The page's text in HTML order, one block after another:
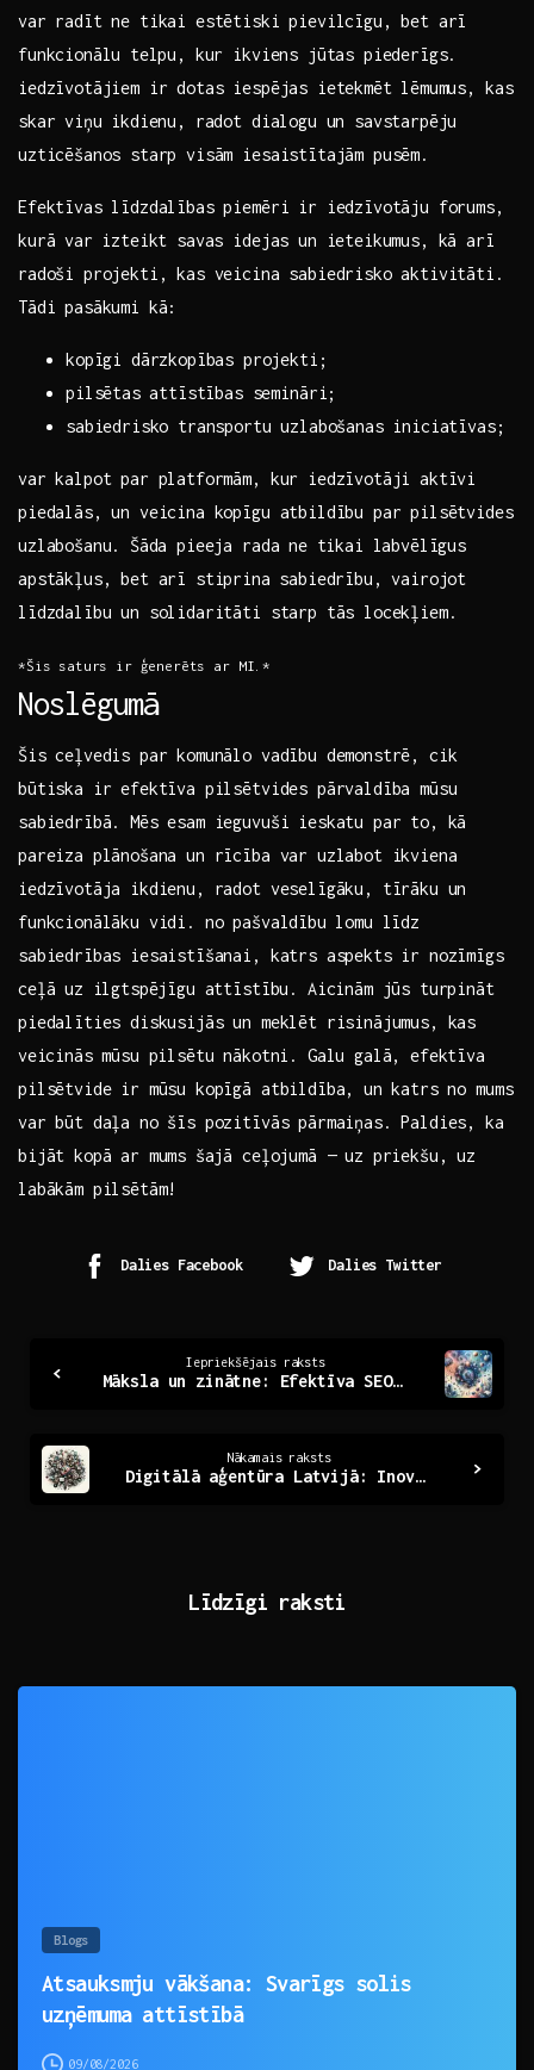
var radīt ne tikai estētiski pievilcīgu, bet arī
funkcionālu⁤ telpu, kur ikviens jūtas piederīgs.
iedzīvotājiem ir dotas iespējas ietekmēt⁤ lēmumus, kas
skar viņu⁤ ikdienu, radot‌ dialogu un savstarpēju
uzticēšanos starp visām iesaistītajām pusēm.
Efektīvas līdzdalības piemēri ir iedzīvotāju forums,
kurā var⁣ izteikt savas idejas un ieteikumus, kā arī
radoši projekti, kas veicina ‍sabiedrisko aktivitāti.
‍Tādi pasākumi ‌kā:
kopīgi dārzkopības‍ projekti;
pilsētas⁣ attīstības semināri;
sabiedrisko transportu uzlabošanas iniciatīvas;
var kalpot par platformām, kur iedzīvotāji aktīvi
piedalās, un veicina kopīgu atbildību par pilsētvides
uzlabošanu.⁢ Šāda pieeja rada ne⁤ tikai‌ labvēlīgus
apstākļus,​ bet arī stiprina⁢ sabiedrību, vairojot
līdzdalību un solidaritāti starp tās locekļiem.
*Šis saturs ir ģenerēts ar MI.*
Noslēgumā
Šis ceļvedis par komunālo vadību demonstrē, cik
būtiska ir efektīva pilsētvides pārvaldība mūsu
sabiedrībā. Mēs esam ieguvuši ieskatu par to, kā
‍pareiza plānošana un rīcība var uzlabot ikviena
iedzīvotāja ikdienu, radot veselīgāku, tīrāku un
funkcionālāku vidi. no pašvaldību ⁢lomu līdz
sabiedrības ‌iesaistīšanai,‌ katrs aspekts ir nozīmīgs
ceļā ⁤uz ilgtspējīgu attīstību.​ Aicinām jūs turpināt
piedalīties diskusijās un meklēt risinājumus, kas
⁣veicinās mūsu pilsētu nākotni. Galu galā, efektīva
pilsētvide ir mūsu kopīgā atbildība,⁢ un katrs no mums
var būt daļa no šīs pozitīvās pārmaiņas. Paldies, ka
bijāt kopā ar mums⁤ šajā ceļojumā​ — uz priekšu, uz
labākām pilsētām!
Dalies Facebook Dalies Twitter
Reading
Iepriekšējais raksts
Māksla un zinātne: Efektīva SEO teksta rakstīšana
Nākamais raksts
Digitālā aģentūra Latvijā: Inovācijas un iespējas tirgū
Līdzīgi raksti
Blogs
Atsauksmju vākšana: Svarīgs solis
uzņēmuma attīstībā
09/08/2026